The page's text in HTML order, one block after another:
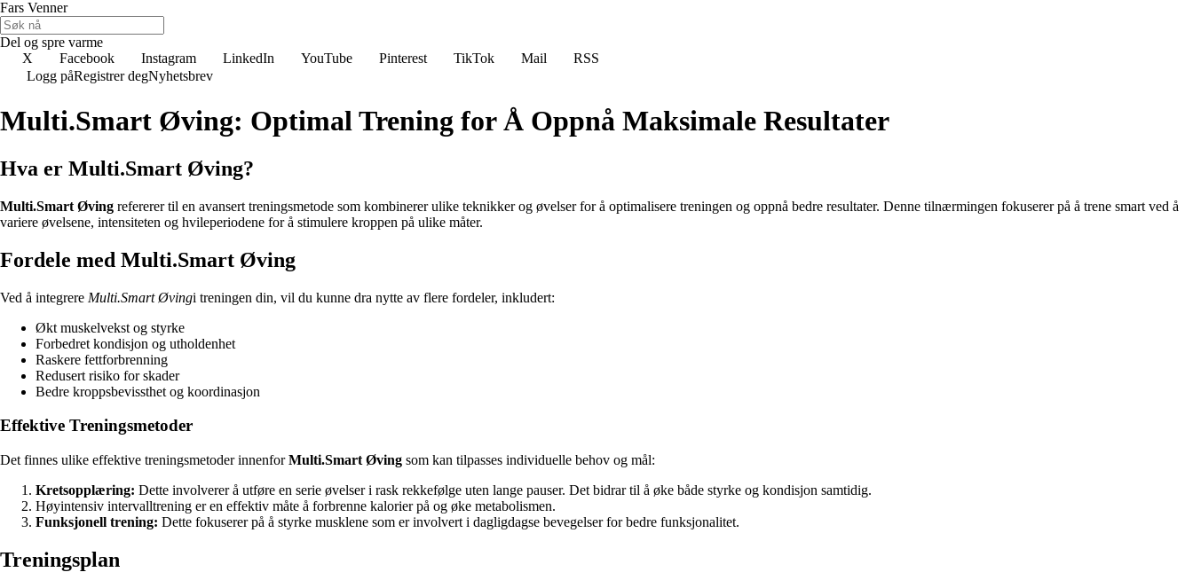
Fars Venner
Del og spre varme
X
Facebook Instagram LinkedIn YouTube Pinterest TikTok Mail
RSS
Logg påRegistrer degNyhetsbrev
Multi.Smart Øving: Optimal Trening for Å Oppnå Maksimale Resultater
Hva er Multi.Smart Øving?
Multi.Smart Øving refererer til en avansert treningsmetode som kombinerer ulike teknikker og øvelser for å optimalisere treningen og oppnå bedre resultater. Denne tilnærmingen fokuserer på å trene smart ved å
variere øvelsene, intensiteten og hvileperiodene for å stimulere kroppen på ulike måter.
Fordele med Multi.Smart Øving
Ved å integrere Multi.Smart Øvingi treningen din, vil du kunne dra nytte av flere fordeler, inkludert:
Økt muskelvekst og styrke
Forbedret kondisjon og utholdenhet
Raskere fettforbrenning
Redusert risiko for skader
Bedre kroppsbevissthet og koordinasjon
Effektive Treningsmetoder
Det finnes ulike effektive treningsmetoder innenforMulti.Smart Øving som kan tilpasses individuelle behov og mål:
Kretsopplæring: Dette involverer å utføre en serie øvelser i rask rekkefølge uten lange pauser. Det bidrar til å øke både styrke og kondisjon samtidig.
Høyintensiv intervalltrening er en effektiv måte å forbrenne kalorier på og øke metabolismen.
Funksjonell trening: Dette fokuserer på å styrke musklene som er involvert i dagligdagse bevegelser for bedre funksjonalitet.
Treningsplan